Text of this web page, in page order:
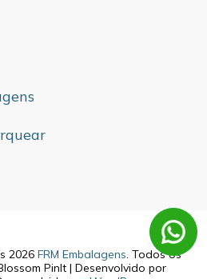
2026 FRM Embalagens. Todos os
PinIt | Desenvolvido por